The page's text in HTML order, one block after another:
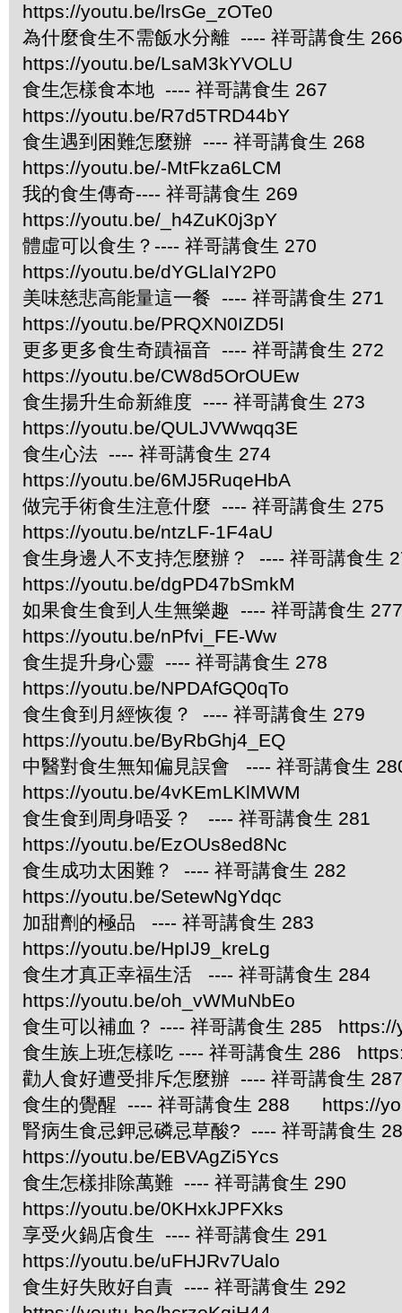
https://youtu.be/lrsGe_zOTe0
為什麼食生不需飯水分離 ---- 祥哥講食生 266
https://youtu.be/LsaM3kYVOLU
食生怎樣食本地 ---- 祥哥講食生 267
https://youtu.be/R7d5TRD44bY
食生遇到困難怎麼辦 ---- 祥哥講食生 268
https://youtu.be/-MtFkza6LCM
我的食生傳奇---- 祥哥講食生 269
https://youtu.be/_h4ZuK0j3pY
體虛可以食生？---- 祥哥講食生 270
https://youtu.be/dYGLlaIY2P0
美味慈悲高能量這一餐 ---- 祥哥講食生 271
https://youtu.be/PRQXN0IZD5I
更多更多食生奇蹟福音 ---- 祥哥講食生 272
https://youtu.be/CW8d5OrOUEw
食生揚升生命新維度 ---- 祥哥講食生 273
https://youtu.be/QULJVWwqq3E
食生心法 ---- 祥哥講食生 274
https://youtu.be/6MJ5RuqeHbA
做完手術食生注意什麼 ---- 祥哥講食生 275
https://youtu.be/ntzLF-1F4aU
食生身邊人不支持怎麼辦？ ---- 祥哥講食生
https://youtu.be/dgPD47bSmkM
如果食生食到人生無樂趣 ---- 祥哥講食生 277
https://youtu.be/nPfvi_FE-Ww
食生提升身心靈 ---- 祥哥講食生 278
https://youtu.be/NPDAfGQ0qTo
食生食到月經恢復？ ---- 祥哥講食生 279
https://youtu.be/ByRbGhj4_EQ
中醫對食生無知偏見誤會 ---- 祥哥講食生
https://youtu.be/4vKEmLKlMWM
食生食到周身唔妥？ ---- 祥哥講食生 281
https://youtu.be/EzOUs8ed8Nc
食生成功太困難？ ---- 祥哥講食生 282
https://youtu.be/SetewNgYdqc
加甜劑的極品 ---- 祥哥講食生 283
https://youtu.be/HpIJ9_kreLg
食生才真正幸福生活 ---- 祥哥講食生 284
https://youtu.be/oh_vWMuNbEo
食生可以補血？ ---- 祥哥講食生 285
食生族上班怎樣吃 ---- 祥哥講食生 286
勸人食好遭受排斥怎麼辦 ---- 祥哥講食生
食生的覺醒 ---- 祥哥講食生 288 https://
腎病生食忌鉀忌磷忌草酸? ---- 祥哥講食
https://youtu.be/EBVAgZi5Ycs
食生怎樣排除萬難 ---- 祥哥講食生 290
https://youtu.be/0KHxkJPFXks
享受火鍋店食生 ---- 祥哥講食生 291
https://youtu.be/uFHJRv7Ualo
食生好失敗好自責 ---- 祥哥講食生 292